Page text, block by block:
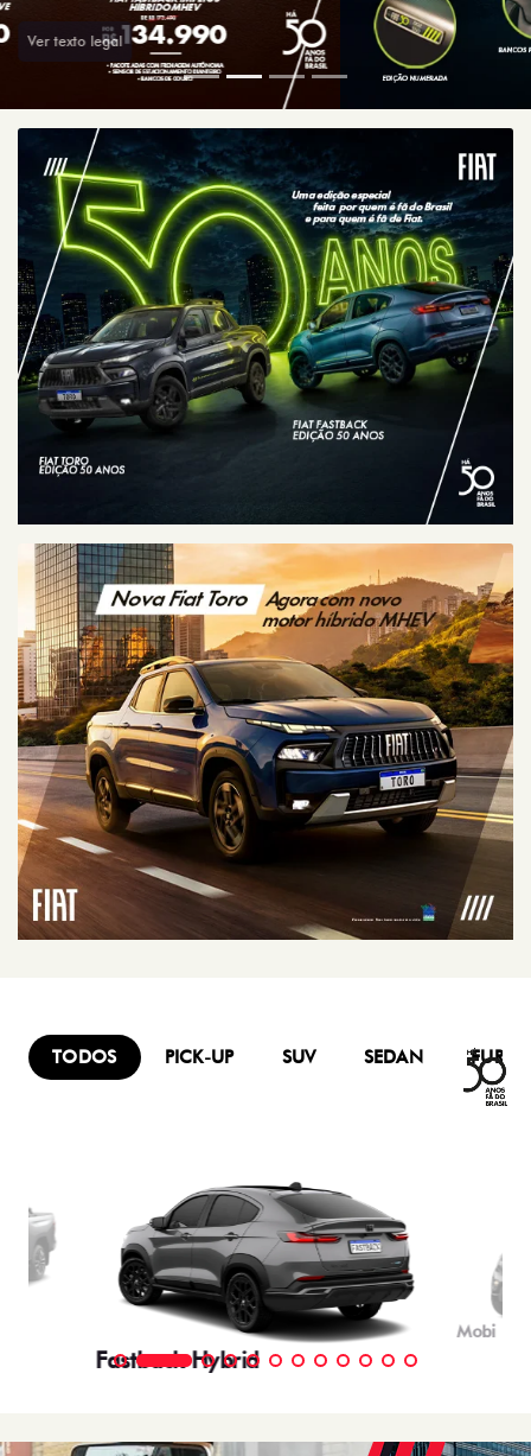
TODOS PICK-UP SUV SEDAN
Fastback Hybrid
Mobi